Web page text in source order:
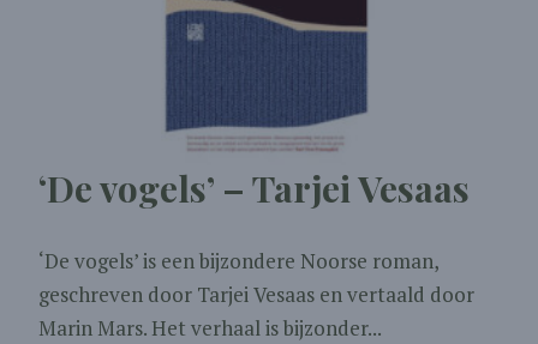
‘De vogels’ – Tarjei Vesaas
‘De vogels’ is een bijzondere Noorse roman,
geschreven door Tarjei Vesaas en vertaald door
Marin Mars. Het verhaal is bijzonder...